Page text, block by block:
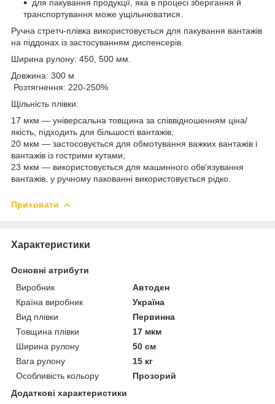
для пакування продукції, яка в процесі зберігання й
транспортування може ущільнюватися.
Ручна стретч-плівка використовується для пакування вантажів
на піддонах із застосуванням диспенсерів.
Ширина рулону: 450, 500 мм.
Довжина: 300 м
Розтягнення: 220-250%
Щільність плівки:
17 мкм — універсальна товщина за співвідношенням ціна/
якість, підходить для більшості вантажів;
20 мкм — застосовується для обмотування важких вантажів і
вантажів із гострими кутами;
23 мкм — використовується для машинного обв'язування
вантажів, у ручному пакованні використовується рідко.
Приховати
Характеристики
Основні атрибути
Виробник
Автоден
Країна виробник
Україна
Вид плівки
Первинна
Товщина плівки
17 мкм
Ширина рулону
50 см
Вага рулону
15 кг
Особливість кольору
Прозорий
Додаткові характеристики